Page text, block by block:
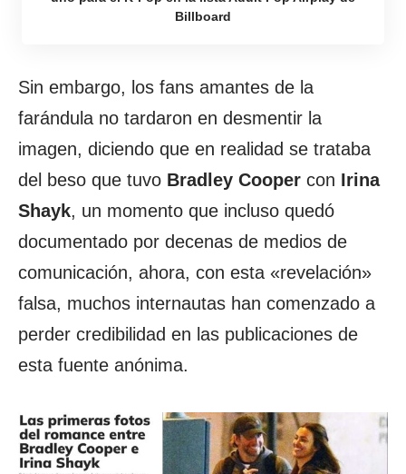
Billboard
Sin embargo, los fans amantes de la
farándula no tardaron en desmentir la
imagen, diciendo que en realidad se trataba
del beso que tuvo Bradley Cooper con Irina
Shayk, un momento que incluso quedó
documentado por decenas de medios de
comunicación, ahora, con esta «revelación»
falsa, muchos internautas han comenzado a
perder credibilidad en las publicaciones de
esta fuente anónima.